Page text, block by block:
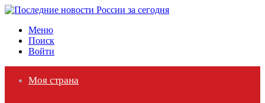
Меню
Поиск
Войти
Моя страна